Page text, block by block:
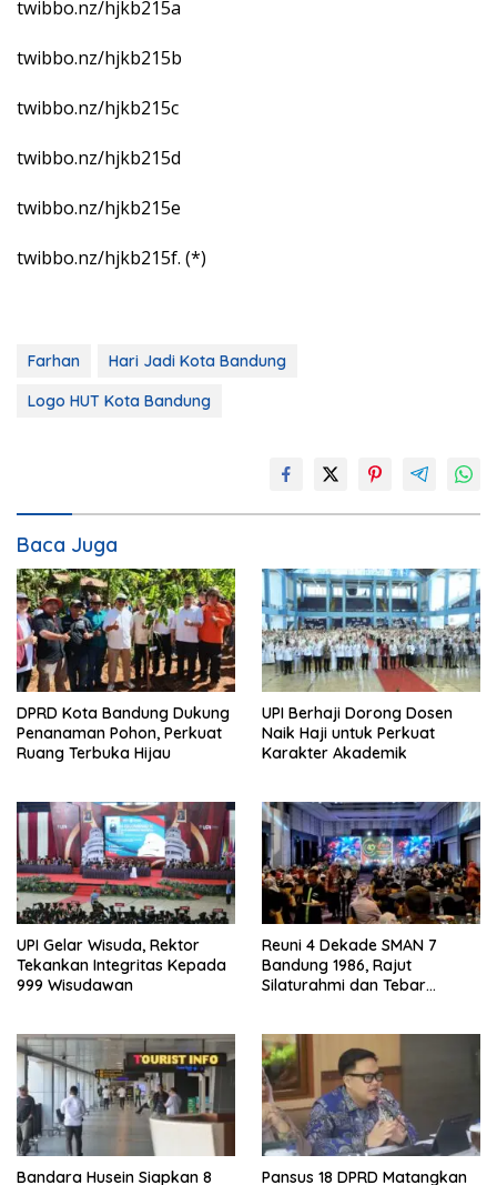
twibbo.nz/hjkb215a
twibbo.nz/hjkb215b
twibbo.nz/hjkb215c
twibbo.nz/hjkb215d
twibbo.nz/hjkb215e
twibbo.nz/hjkb215f. (*)
Farhan
Hari Jadi Kota Bandung
Logo HUT Kota Bandung
Baca Juga
DPRD Kota Bandung Dukung
Penanaman Pohon, Perkuat
Ruang Terbuka Hijau
UPI Berhaji Dorong Dosen
Naik Haji untuk Perkuat
Karakter Akademik
UPI Gelar Wisuda, Rektor
Tekankan Integritas Kepada
999 Wisudawan
Reuni 4 Dekade SMAN 7
Bandung 1986, Rajut
Silaturahmi dan Tebar
Bandara Husein Siapkan 8
Pansus 18 DPRD Matangkan